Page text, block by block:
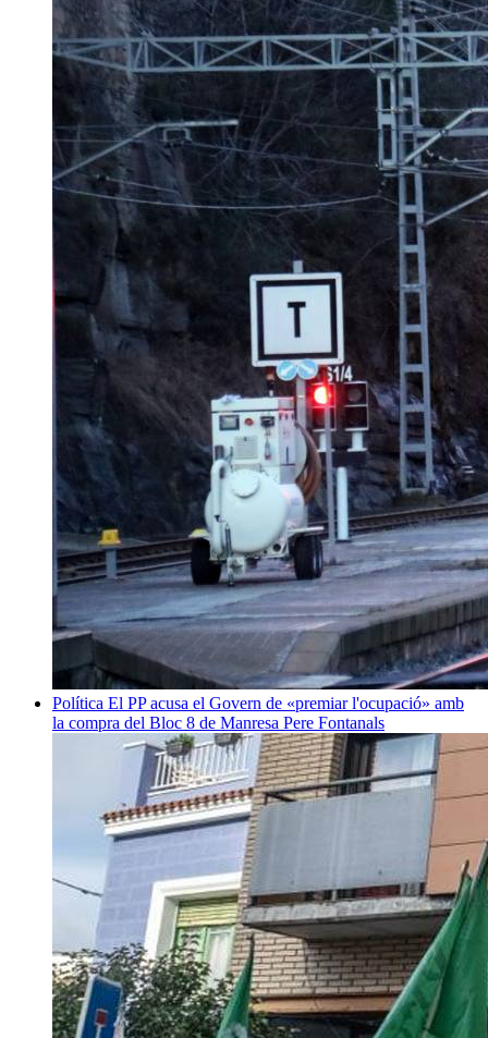
Política El PP acusa el Govern de «premiar l'ocupació» amb
la compra del Bloc 8 de Manresa Pere Fontanals